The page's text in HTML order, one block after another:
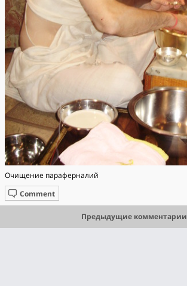
Очищение параферналий
Comment
Предыдущие комментарии